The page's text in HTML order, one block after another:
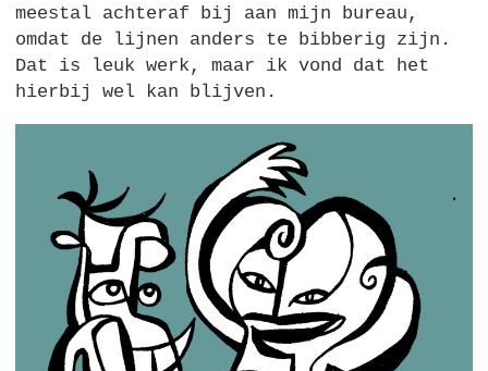
meestal achteraf bij aan mijn bureau,
omdat de lijnen anders te bibberig zijn.
Dat is leuk werk, maar ik vond dat het
hierbij wel kan blijven.